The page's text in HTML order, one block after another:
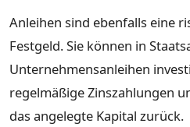
Anleihen sind ebenfalls eine
Festgeld. Sie können in
Unternehmensanleihen
regelmäßige Zinszahlungen
das angelegte Kapital zurück.